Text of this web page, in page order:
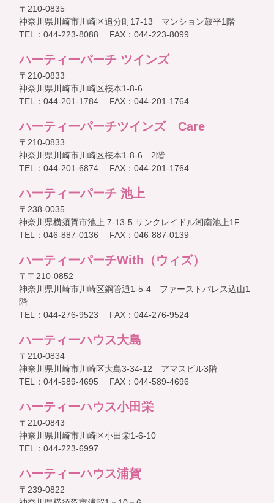
〒210-0835
神奈川県川崎市川崎区追分町17-13 マンション鼓平1階
TEL：044-223-8088 FAX：044-223-8099
ハーティーパーチ ツインズ
〒210-0833
神奈川県川崎市川崎区桜本1-8-6
TEL：044-201-1784 FAX：044-201-1764
ハーティーパーチツインズ Care
〒210-0833
神奈川県川崎市川崎区桜本1-8-6 2階
TEL：044-201-6874 FAX：044-201-1764
ハーティーパーチ 池上
〒238-0035
神奈川県横須賀市池上 7-13-5 サンクレイドル湘南池上1F
TEL：046-887-0136 FAX：046-887-0139
ハーティーパーチWith（ウィズ）
〒〒210-0852
神奈川県川崎市川崎区鋼管通1-5-4 ファーストパレス込山1
階
TEL：044-276-9523 FAX：044-276-9524
ハーティーハウス大島
〒210-0834
神奈川県川崎市川崎区大島3-34-12 アマスビル3階
TEL：044-589-4695 FAX：044-589-4696
ハーティーハウス小田栄
〒210-0843
神奈川県川崎市川崎区小田栄1-6-10
TEL：044-223-6997
ハーティーハウス浦賀
〒239-0822